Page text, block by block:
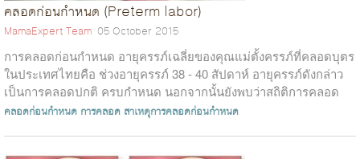
คลอดก่อนกำหนด (Preterm labor)
MamaExpert Team 05 October 2015
การคลอดก่อนกำหนด อายุครรภ์เฉลี่ยของคุณแม่ตั้งครรภ์ที่คลอดบุตร
ในประเทศไทยคือ ช่วงอายุครรภ์ 38 - 40 สัปดาห์ อายุครรภ์ดังกล่าว
เป็นการคลอดปกติ ครบกำหนด นอกจากนั้นยังพบว่าสถิติการคลอด
ก่อนกำหนดก็มีอัตราที...
คลอดก่อนกำหนด การคลอด สาเหตุการคลอดก่อนกำหนด